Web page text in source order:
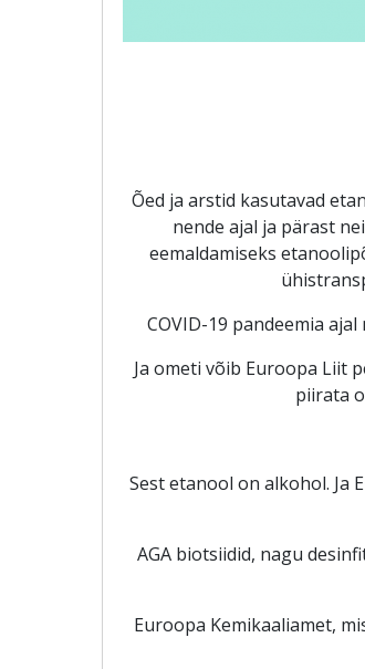
Õed ja arstid kasutavad
nende ajal ja pärast
eemaldamiseks
COVID-19 pandeemia
Ja ometi võib Euroopa Liit
piirata
Sest etanool on alkohol. Ja
AGA biotsiidid, nagu
Euroopa Kemikaaliamet,